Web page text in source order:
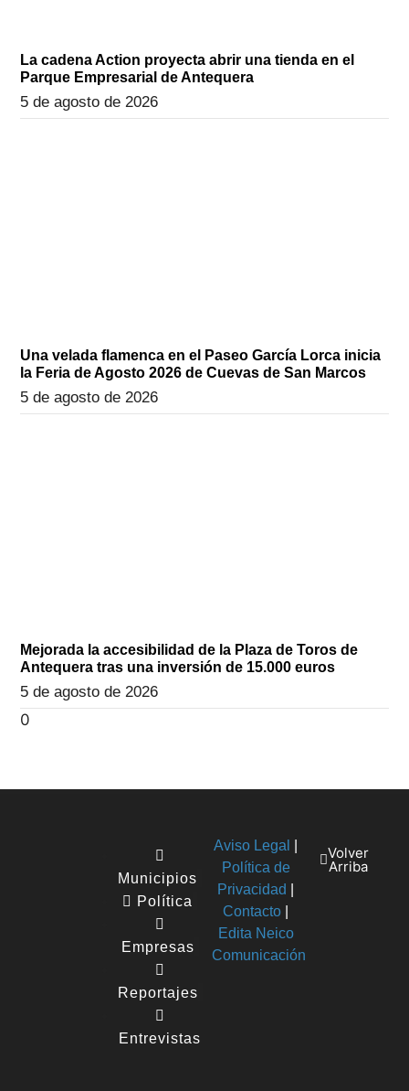
La cadena Action proyecta abrir una tienda en el
Parque Empresarial de Antequera
5 de agosto de 2026
Una velada flamenca en el Paseo García Lorca inicia
la Feria de Agosto 2026 de Cuevas de San Marcos
5 de agosto de 2026
Mejorada la accesibilidad de la Plaza de Toros de
Antequera tras una inversión de 15.000 euros
5 de agosto de 2026
Municipios
Política
Empresas
Reportajes
Entrevistas
Aviso Legal
Política de
Privacidad
Contacto
Edita Neico
Comunicación
Volver
Arriba